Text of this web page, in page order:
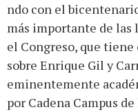
ndo con el
más importante de las
el Congreso, que
sobre Enrique Gil y
eminentemente
por Cadena Campus de